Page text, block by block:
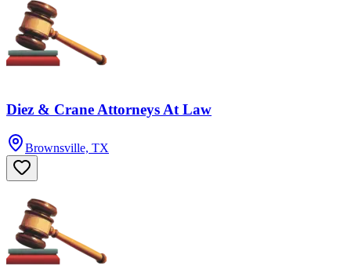
Diez & Crane Attorneys At Law
Brownsville, TX